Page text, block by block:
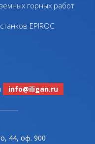
горных работ
EPIROC
info@iligan.ru
44, оф. 900